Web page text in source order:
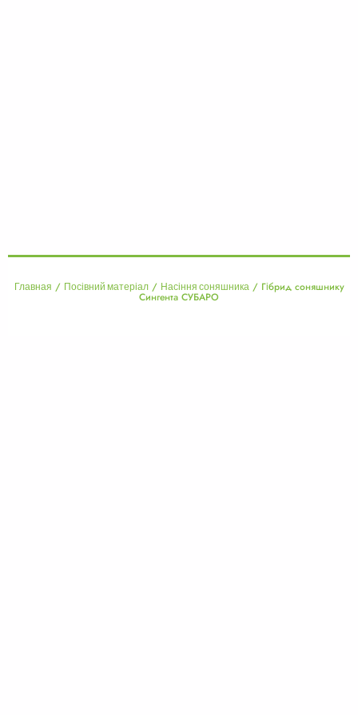
Главная / Посівний матеріал/ Насіння соняшника/ Гібрид соняшнику
Сингента СУБАРО